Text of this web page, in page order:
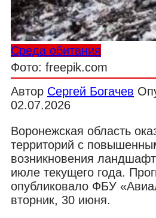
Среда обитания
Фото: freepik.com
Автор Сергей Богачев
02.07.2026
Воронежская область
территорий с
возникновения
июле текущего года.
опубликовало ФБУ
вторник, 30 июня.